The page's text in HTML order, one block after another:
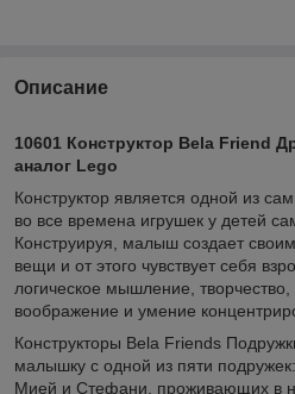
Описание
10601 Конструктор Bela Friend
аналог Lego
Конструктор является одной из
во все времена игрушек у детей
Конструируя, малыш создает
вещи и от этого чувствует себя
логическое мышление,
воображение и умение
Конструкторы Bela Friends
малышку с одной из пяти
Мией и Стефани, проживающих в